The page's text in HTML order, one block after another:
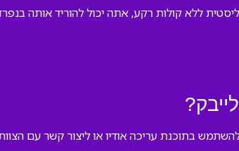
ללא קולות רקע, אתה יכול להוריד אותה
בתוכנת עריכה אודיו או ליצור קשר עם